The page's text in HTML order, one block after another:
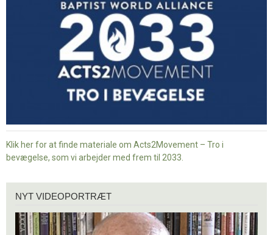
Klik her for at finde materiale om Acts2Movement – Tro i
bevægelse, som vi arbejder med frem til 2033.
videoportræt
NYT VIDEOPORTRÆT